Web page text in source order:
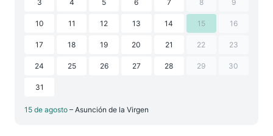
3 4 5 6 7 8 9
10 11 12 13 14 15 16
17 18 19 20 21 22 23
24 25 26 27 28 29 30
31
15 de agosto – Asunción de la Virgen